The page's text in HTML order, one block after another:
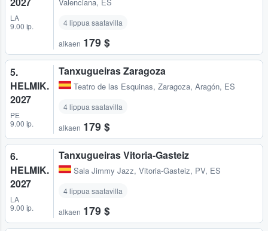
LA
9.00 ip.
4 lippua saatavilla
alkaen 179 $
5.
HELMIK.
2027
PE
9.00 ip.
Tanxugueiras Zaragoza
Teatro de las Esquinas, Zaragoza, Aragón, ES
4 lippua saatavilla
alkaen 179 $
6.
HELMIK.
2027
LA
9.00 ip.
Tanxugueiras Vitoria-Gasteiz
Sala Jimmy Jazz, Vitoria-Gasteiz, PV, ES
4 lippua saatavilla
alkaen 179 $